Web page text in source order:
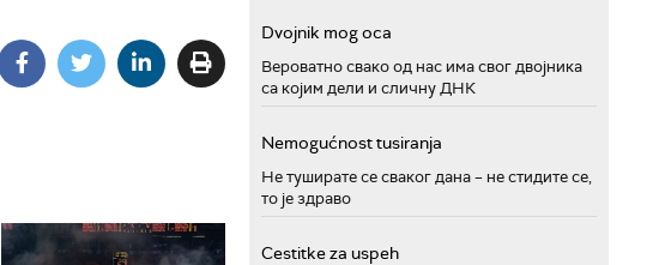
Dvojnik mog oca
Вероватно свако од нас има свог двојника
са којим дели и сличну ДНК
Nemogućnost tusiranja
Не туширате се сваког дана – не стидите се,
то је здраво
Cestitke za uspeh